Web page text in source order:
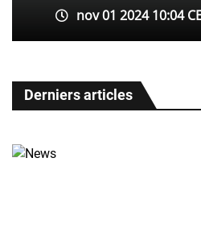
nov 01 2024 10:04 CET
Derniers articles